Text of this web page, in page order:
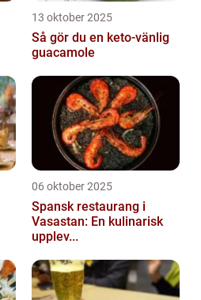
13 oktober 2025
Så gör du en keto-vänlig
guacamole
06 oktober 2025
Spansk restaurang i
Vasastan: En kulinarisk
upplev...